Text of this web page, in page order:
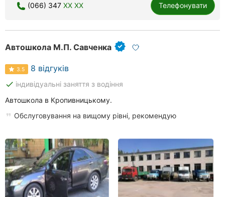
(066) 347 XX XX Телефонувати
Автошкола М.П. Савченка
3.5 8 відгуків
done індивідуальні заняття з водіння
Автошкола в Кропивницькому.
Обслуговування на вищому рівні, рекомендую